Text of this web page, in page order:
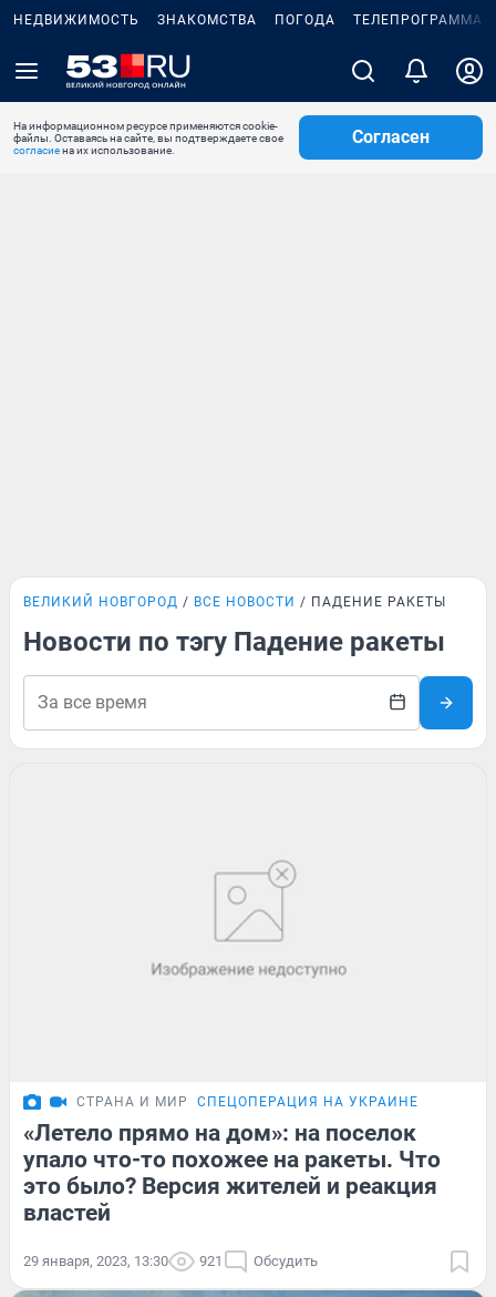
НЕДВИЖИМОСТЬ ЗНАКОМСТВА ПОГОДА ТЕЛЕПРОГРАММА
На информационном ресурсе применяются cookie-
файлы. Оставаясь на сайте, вы подтверждаете свое
согласиена их использование.
Согласен
ВЕЛИКИЙ НОВГОРОД ВСЕ НОВОСТИ ПАДЕНИЕ РАКЕТЫ
Новости по тэгу Падение ракеты
СТРАНА И МИР СПЕЦОПЕРАЦИЯ НА УКРАИНЕ
«Летело прямо на дом»: на поселок
упало что-то похожее на ракеты. Что
это было? Версия жителей и реакция
властей
29 января, 2023, 13:30 921 Обсудить